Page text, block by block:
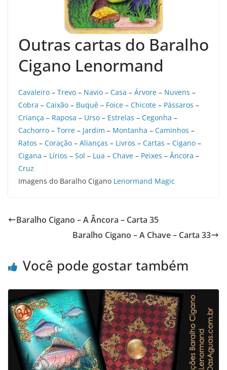
Outras cartas do Baralho
Cigano Lenormand
Cavaleiro – Trevo – Navio – Casa – Árvore – Nuvens –
Cobra – Caixão – Buquê – Foice – Chicote – Pássaros –
Criança – Raposa – Urso – Estrelas – Cegonha –
Cachorro – Torre – Jardim – Montanha – Caminhos –
Ratos – Coração – Alianças – Livros – Cartas – Cigano –
Cigana – Lírios – Sol – Lua – Chave – Peixes – Âncora –
Cruz
Imagens do Baralho Cigano Lenormand Magic
Baralho Cigano – A Âncora – Carta 35
Baralho Cigano – A Chave – Carta 33
Você pode gostar também